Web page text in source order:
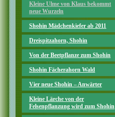
Kleine Ulme von Klaus bekommt
neue Wurzeln
Shohin Mädchenkiefer ab 2011
Dreispitzahorn, Shohin
Von der Beetpflanze zum Shohin
Shohin Fächerahorn Wald
Vier neue Shohin – Anwärter
Kleine Lärche von der
Felsenpflanzung wird zum Shohin